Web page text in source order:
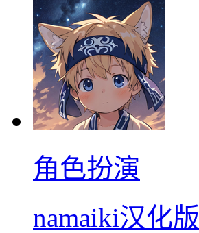
角色扮演
namaiki汉化版